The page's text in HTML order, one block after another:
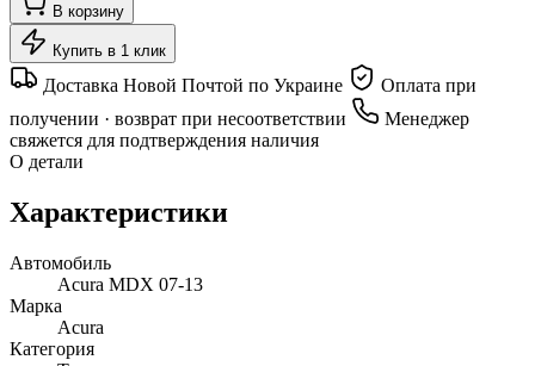
В корзину
Купить в 1 клик
Доставка Новой Почтой по Украине
Оплата при
получении · возврат при несоответствии
Менеджер
свяжется для подтверждения наличия
О детали
Характеристики
Автомобиль
Acura MDX 07-13
Марка
Acura
Категория